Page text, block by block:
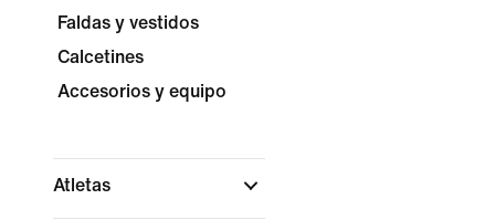
Faldas y vestidos
Calcetines
Accesorios y equipo
Atletas